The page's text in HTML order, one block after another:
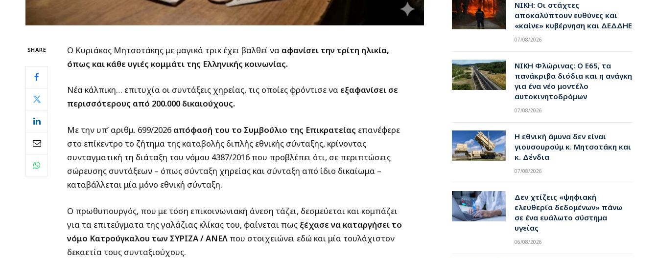
SHARE Ο Κυριάκος Μητσοτάκης με μαγικά τρικ έχει βαλθεί να αφανίσει την τρίτη ηλικία,
όπως και κάθε υγιές κομμάτι της Ελληνικής κοινωνίας.
Νέα κάλπικη… επιτυχία οι συντάξεις χηρείας, τις οποίες φρόντισε να εξαφανίσει σε
περισσότερους από 200.000 δικαιούχους.
Με την υπ’ αριθμ. 699/2026απόφασή του το Συμβούλιο της Επικρατείας επανέφερε
στο επίκεντρο το ζήτημα της καταβολής διπλής εθνικής σύνταξης, κρίνοντας
συνταγματική τη διάταξη του νόμου 4387/2016 που προβλέπει ότι, σε περιπτώσεις
σώρευσης συντάξεων – όπως σύνταξη χηρείας και σύνταξη από ίδιο δικαίωμα –
καταβάλλεται μία μόνο εθνική σύνταξη.
Ο πρωθυπουργός, που με τόση επικοινωνιακή άνεση τάζει, δεσμεύεται και κομπάζει
για τα επιτεύγματα της γαλάζιας κλίκας του, φαίνεται πως ξέχασε να καταργήσει το
νόμο Κατρούγκαλου των ΣΥΡΙΖΑ / ΑΝΕΛπου στοιχειώνει εδώ και μία τουλάχιστον
δεκαετία τους συνταξιούχους.
ΝΙΚΗ: Οι στάχτες
αποκαλύπτουν ευθύνες και
«καίνε» κυβέρνηση και ΔΕΔΔΗΕ
07/08/2026
ΝΙΚΗ Φλώρινας: Ο Ε65, τα
πανάκριβα διόδια και η ανάγκη
για ένα νέο μοντέλο
αυτοκινητοδρόμων
07/08/2026
Η εθνική άμυνα δεν είναι
γιουσουρούμ κ. Μητσοτάκη και
κ. Δένδια
07/08/2026
Δεν χτίζεις «ψηφιακή
ελευθερία δεδομένων» πάνω
σε ένα ευάλωτο σύστημα
υγείας
06/08/2026